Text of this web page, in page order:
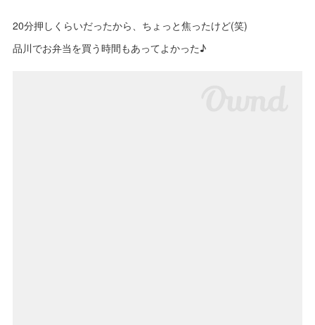
20分押しくらいだったから、ちょっと焦ったけど(笑)
品川でお弁当を買う時間もあってよかった♪